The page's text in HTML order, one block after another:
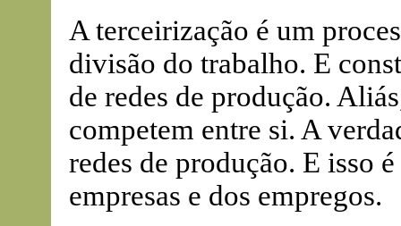
A terceirização é um
divisão do trabalho. E
de redes de produção.
competem entre si. A
redes de produção. E isso
empresas e dos empregos.